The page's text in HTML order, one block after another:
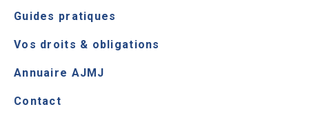
Guides pratiques
Vos droits & obligations
Annuaire AJMJ
Contact